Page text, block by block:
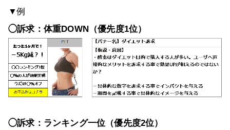
▼例
◯訴求：体重DOWN（優先度1位）
◯訴求：ランキング一位（優先度2位）